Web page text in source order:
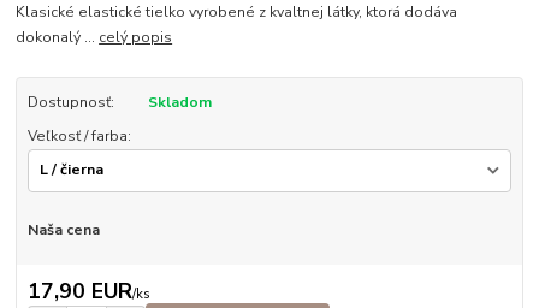
Klasické elastické tielko vyrobené z kvaltnej látky, ktorá dodáva
dokonalý ... celý popis
Dostupnosť:
Skladom
Veľkosť / farba:
Naša cena
17,90 EUR/ks